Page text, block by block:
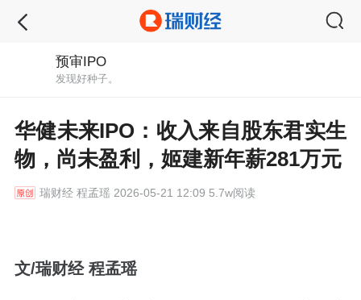
预审IPO
发现好种子。
华健未来IPO：收入来自股东君实生
物，尚未盈利，姬建新年薪281万元
瑞财经程孟瑶 2026-05-21 12:09 5.7w阅读
文/瑞财经 程孟瑶